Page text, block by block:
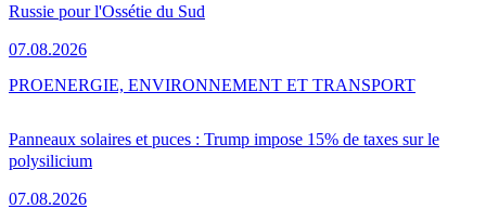
Russie pour l'Ossétie du Sud
07.08.2026
Panneaux solaires et puces : Trump impose 15% de taxes sur le
polysilicium
07.08.2026
PROENERGIE, ENVIRONNEMENT ET TRANSPORT